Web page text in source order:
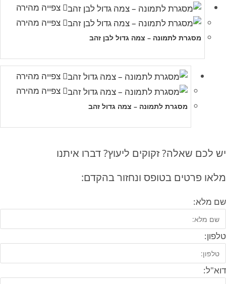
צפייה מהירה
צפייה מהירה
מסגרת לתמונה – צמה גדול לבן זהב
צפייה מהירה
צפייה מהירה
מסגרת לתמונה – צמה גדול זהב
יש לכם שאלה? זקוקים ליעוץ? דברו איתנו
מלאו פרטים בטופס ונחזור בהקדם:
שם מלא:
טלפון:
דוא"ל: